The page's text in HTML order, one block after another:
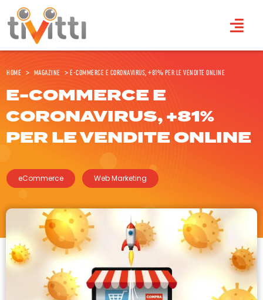
Home > Magazine >E-commerce e Coronavirus, +81% per le vendite online
E-COMMERCE E
CORONAVIRUS, +81%
PER LE VENDITE ONLINE
eCommerce Web Marketing